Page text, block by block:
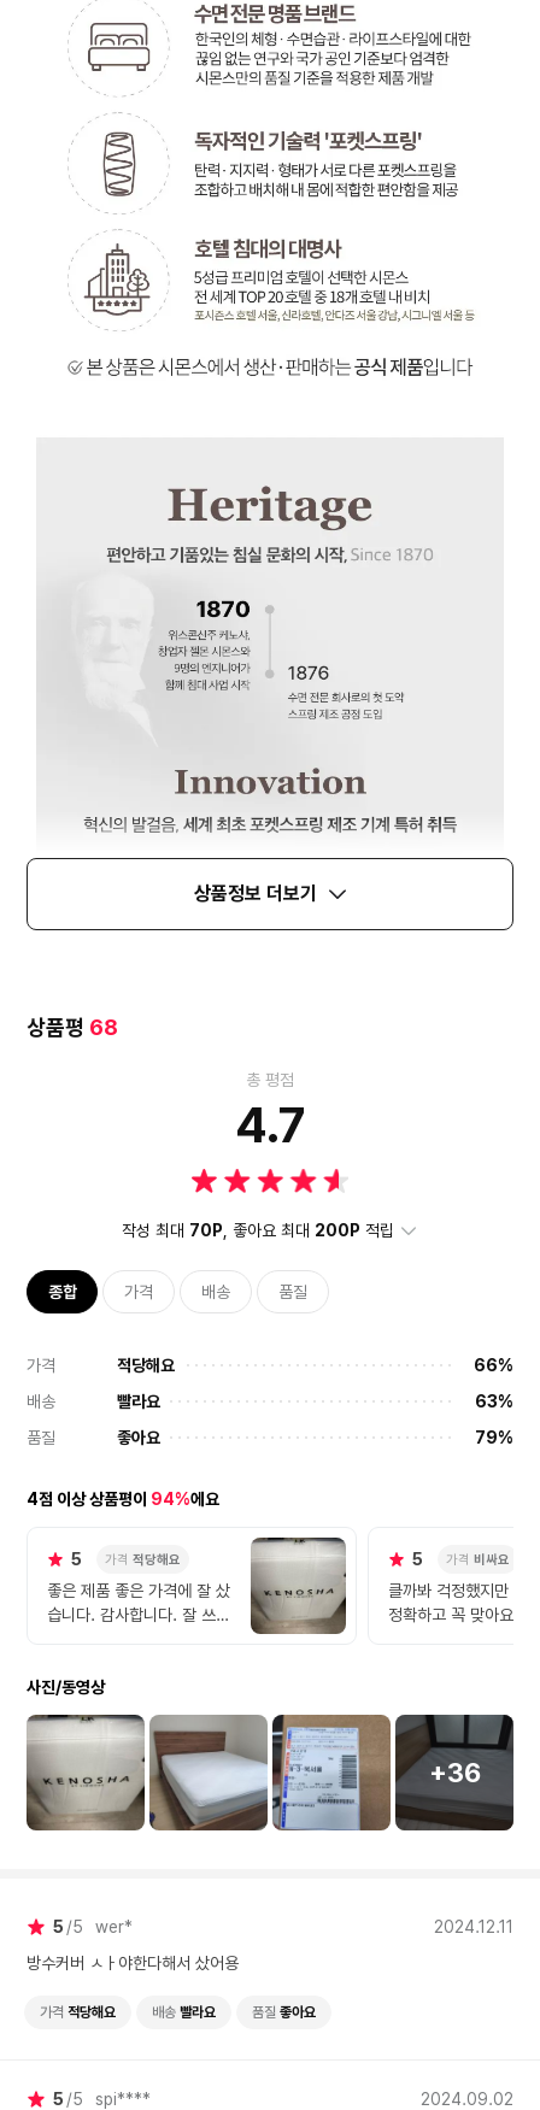
상품정보 더보기
상품평 68
총 평점
4.7
작성 최대 70P , 좋아요 최대 200P 적립
종합 가격 배송 품질
가격 적당해요
66%
배송
빨라요
63%
품질
좋아요 79%
4점 이상 상품평이 94%에요
5 가격 적당해요
좋은 제품 좋은 가격에 잘 샀
습니다. 감사합니다. 잘 쓰겠
5 가격 비싸요
클까봐 걱정했지만 사
정확하고 꼭 맞아요 방
사진/동영상
+36
5 5 wer*
2024.12.11
방수커버 ㅅㅏ야한다해서 샀어용
가격 적당해요 배송 빨라요 품질 좋아요
5 5 spi**** 2024.09.02